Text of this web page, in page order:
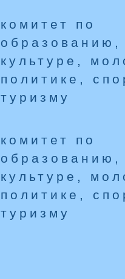
комитет по
образованию,
культуре,
политике,
туризму
комитет по
образованию,
культуре,
политике,
туризму